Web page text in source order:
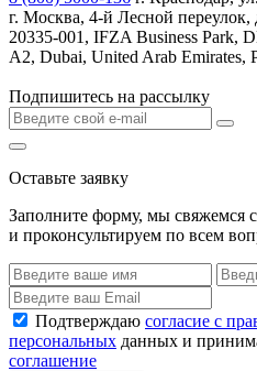
г. Москва, 4-й Лесной переулок,
20335-001, IFZA Business Park,
A2, Dubai, United Arab Emirates,
Подпишитесь на рассылку
Оставьте заявку
Заполните форму, мы свяжемся
и проконсультируем по всем
Подтверждаю согласие с
персональных данных и
соглашение